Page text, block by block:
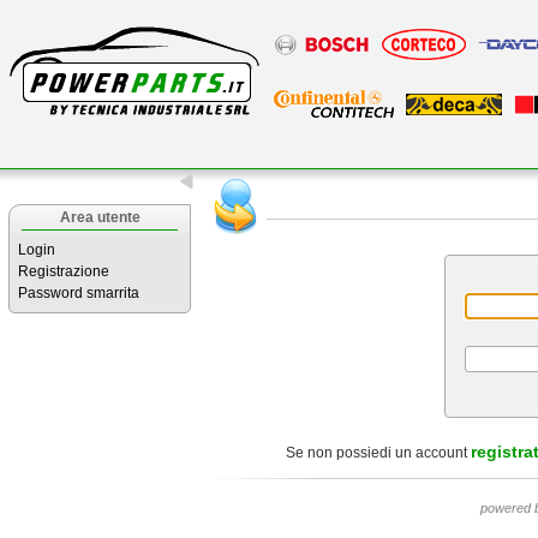
Area utente
Login
Registrazione
Password smarrita
Se non possiedi un account
powered